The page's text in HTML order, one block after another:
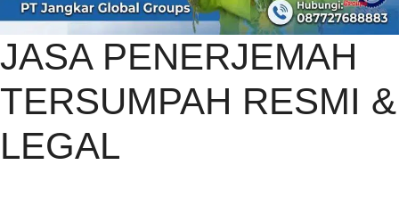
JASA PENERJEMAH
TERSUMPAH RESMI &
LEGAL